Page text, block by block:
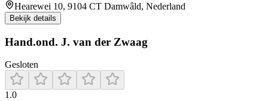
Hearewei 10, 9104 CT Damwâld, Nederland
Bekijk details
Hand.ond. J. van der Zwaag
Gesloten
1.0